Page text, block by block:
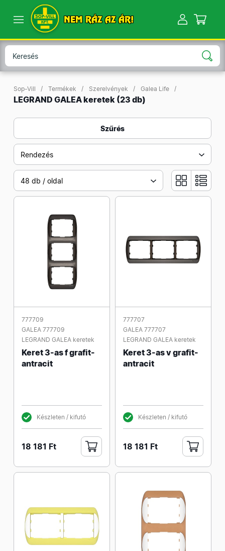
NEM RÁZ AZ ÁR!
Sop-Vill Termékek Szerelvények Galea Life
LEGRAND GALEA keretek (23 db)
Szűrés
Rendezés
48 db / oldal
777709
GALEA 777709
LEGRAND GALEA keretek
Keret 3-as f grafit-
antracit
Készleten / kifutó
18 181 Ft
777707
GALEA 777707
LEGRAND GALEA keretek
Keret 3-as v grafit-
antracit
Készleten / kifutó
18 181 Ft